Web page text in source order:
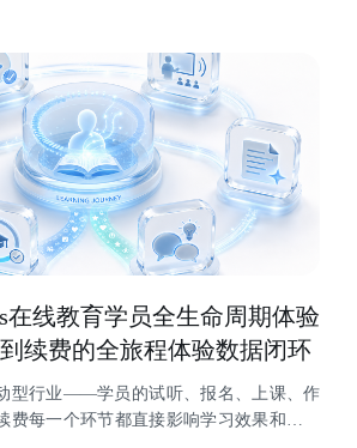
在线教育学员全生命周期体验
续费的全旅程体验数据闭环
型行业——学员的试听、报名、上课、作
费每一个环节都直接影响学习效果和续费